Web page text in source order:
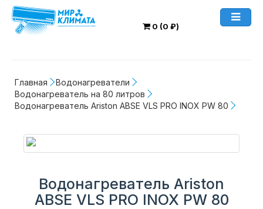
0 (0 ₽)
Главная
Водонагреватели
Водонагреватель на 80 литров
Водонагреватель Ariston ABSE VLS PRO INOX PW 80
Водонагреватель Ariston
ABSE VLS PRO INOX PW 80